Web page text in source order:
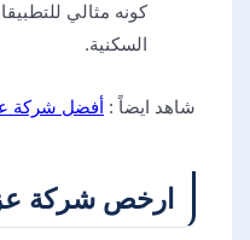
كونه مثالي
السكنية.
شاهد ايضاً : أفضل شركة
​ارخص شركة